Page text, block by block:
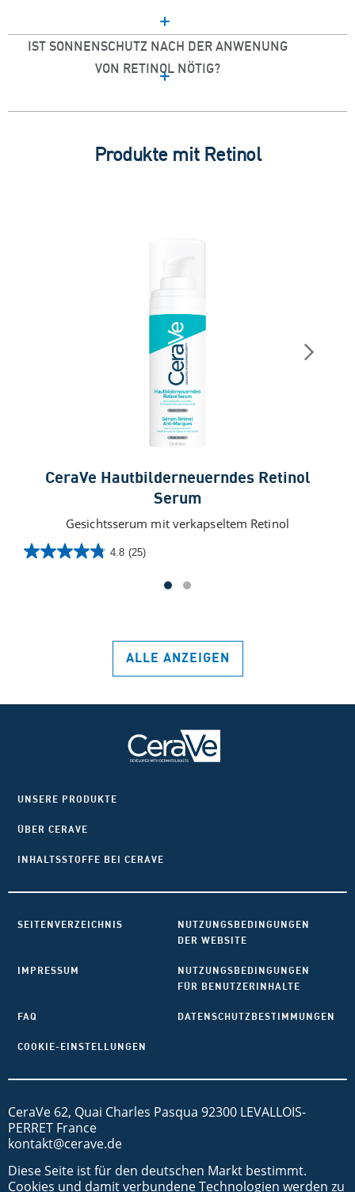
IST SONNENSCHUTZ NACH DER ANWENUNG
VON RETINOL NÖTIG?
Produkte mit Retinol
CeraVe Hautbilderneuerndes Retinol
Serum
Gesichtsserum mit verkapseltem Retinol
4.8 (25)
4.8
ALLE ANZEIGEN
UNSERE PRODUKTE
ÜBER CERAVE
INHALTSSTOFFE BEI CERAVE
SEITENVERZEICHNIS
NUTZUNGSBEDINGUNGEN
DER WEBSITE
IMPRESSUM
NUTZUNGSBEDINGUNGEN
FÜR BENUTZERINHALTE
FAQ DATENSCHUTZBESTIMMUNGEN
COOKIE-EINSTELLUNGEN
CeraVe 62, Quai Charles Pasqua 92300 LEVALLOIS-
PERRET France
kontakt@cerave.de
Diese Seite ist für den deutschen Markt bestimmt.
Cookies und damit verbundene Technologien werden zu